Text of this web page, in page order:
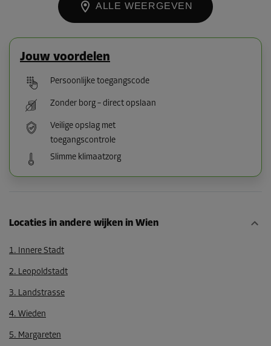
ALLE WEERGEVEN
Jouw voordelen
Persoonlijke toegangscode
Zonder borg – direct opslaan
Veilige opslag met
toegangscontrole
Slimme klimaatzorg
Locaties in andere wijken in Wien
1. Innere Stadt
2. Leopoldstadt
3. Landstrasse
4. Wieden
5. Margareten